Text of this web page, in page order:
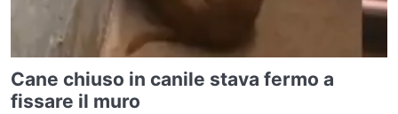
Cane chiuso in canile stava fermo a
fissare il muro